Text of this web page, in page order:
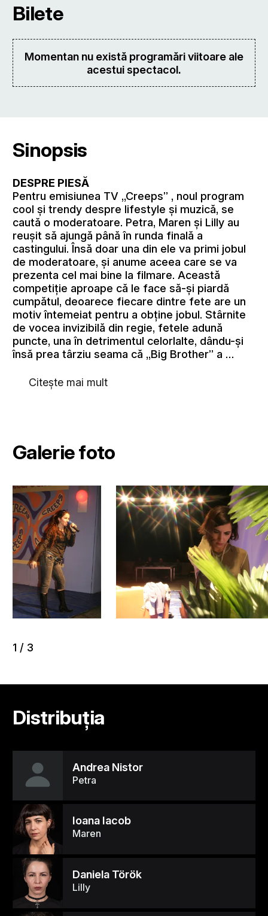
Bilete
Momentan nu există programări viitoare ale
acestui spectacol.
Sinopsis
DESPRE PIESĂ
Pentru emisiunea TV „Creeps” , noul program
cool şi trendy despre lifestyle şi muzică, se
caută o moderatoare. Petra, Maren şi Lilly au
reuşit să ajungă până în runda finală a
castingului. Însă doar una din ele va primi jobul
de moderatoare, şi anume aceea care se va
prezenta cel mai bine la filmare. Această
competiţie aproape că le face să-şi piardă
cumpătul, deoarece fiecare dintre fete are un
motiv întemeiat pentru a obţine jobul. Stârnite
de vocea invizibilă din regie, fetele adună
puncte, una în detrimentul celorlalte, dându-şi
însă prea târziu seama că „Big Brother” a …
Citește mai mult
Galerie foto
1 / 3
Distribuția
Andrea Nistor
Petra
Ioana Iacob
Maren
Daniela Török
Lilly